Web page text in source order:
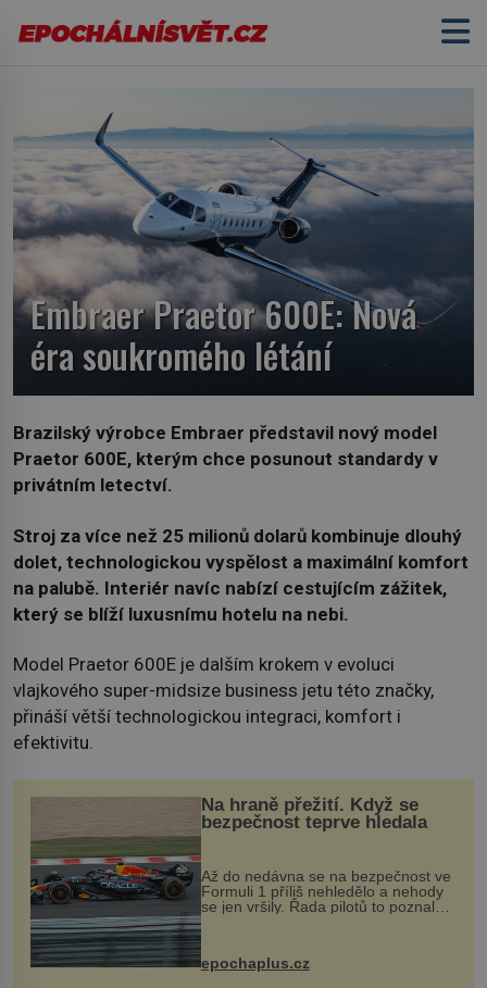
Embraer Praetor 600E: Nová
éra soukromého létání
Brazilský výrobce Embraer představil nový model
Praetor 600E, kterým chce posunout standardy v
privátním letectví.
Stroj za více než 25 milionů dolarů kombinuje dlouhý
dolet, technologickou vyspělost a maximální komfort
na palubě. Interiér navíc nabízí cestujícím zážitek,
který se blíží luxusnímu hotelu na nebi.
Model Praetor 600E je dalším krokem v evoluci
vlajkového super-midsize business jetu této značky,
přináší větší technologickou integraci, komfort i
efektivitu.
Na hraně přežití. Když se
bezpečnost teprve hledala
Až do nedávna se na bezpečnost ve
Formuli 1 příliš nehledělo a nehody
se jen vršily. Řada pilotů to poznala
na vlastní kůži, často s trvalými
následky nebo bohužel i ztrátou
života. Dnes nepochopiteln...
epochaplus.cz